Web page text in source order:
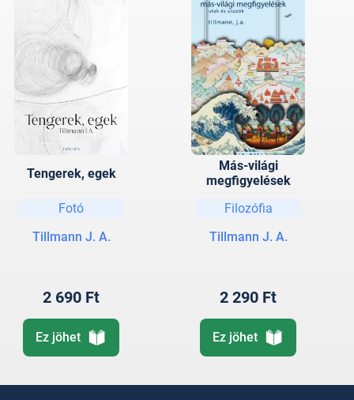
Tengerek, egek
Fotó
Tillmann J. A.
2 690 Ft
Ez jöhet
Más-világi
megfigyelések
Filozófia
Tillmann J. A.
2 290 Ft
Ez jöhet